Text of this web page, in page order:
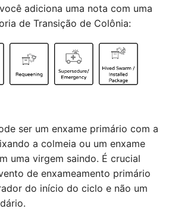
adiciona uma nota com uma
de Transição de Colônia:
ser um enxame primário com a
a colmeia ou um enxame
uma virgem saindo. É crucial
de enxameamento primário
do início do ciclo e não um